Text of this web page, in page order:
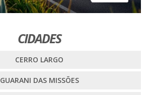
CIDADES
CERRO LARGO
GUARANI DAS MISSÕES